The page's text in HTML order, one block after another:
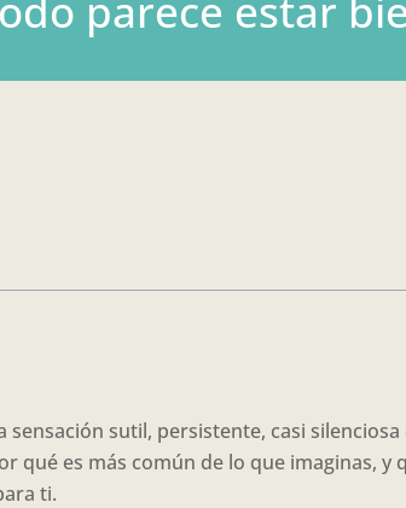
parece estar
sutil, persistente, casi silenciosa
qué es más común de lo que imaginas, y
ti.